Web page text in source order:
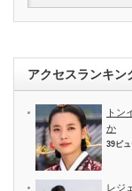
アクセスランキン
トン
か
39ビ
レジ